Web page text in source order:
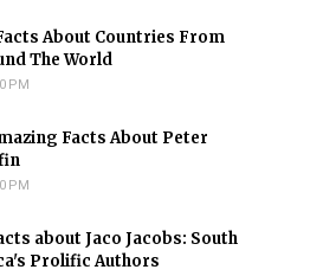
About Countries From
The World
PM
Facts About Peter
PM
about Jaco Jacobs: South
Prolific Authors